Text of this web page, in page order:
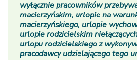
wyłącznie pracowników
macierzyńskim, urlopie na
macierzyńskiego, urlopie
urlopie rodzicielskim
urlopu rodzicielskiego z
pracodawcy udzielającego tego